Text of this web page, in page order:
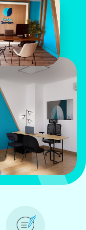
d'Alsace Lorraine
Pau